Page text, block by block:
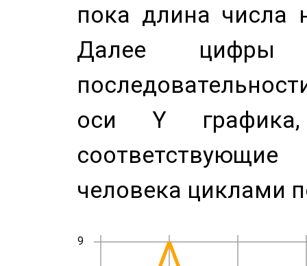
пока длина числа
Далее цифры
оси Y
человека циклами